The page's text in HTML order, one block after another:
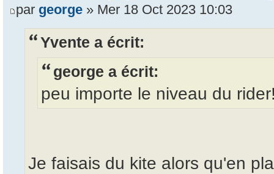
par george » Mer 18 Oct 2023 10:03
Yvente a écrit:
george a écrit:
peu importe le niveau du
Je faisais du kite alors qu'en